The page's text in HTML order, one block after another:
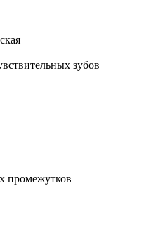
зубов
промежутков